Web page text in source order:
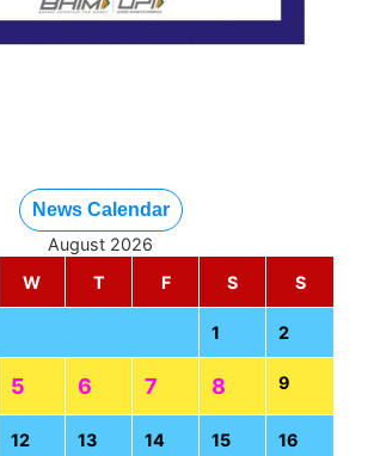
News Calendar
August 2026
W T F S S
1 2
5 6 7 8 9
12 13 14 15 16